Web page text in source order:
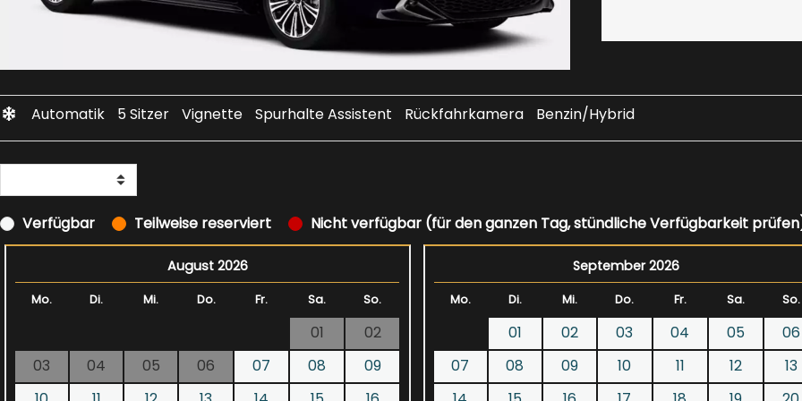
Automatik 5 Sitzer Vignette Spurhalte Assistent Rückfahrkamera Benzin/Hybrid
Verfügbar Teilweise reserviert Nicht verfügbar (für den ganzen Tag, stündliche Verfügbarkeit
August 2026
Mo. Di. Mi. Do. Fr. Sa. So.
01
02
03
04 05 06 07 08
09
September 2026
Mo. Di. Mi. Do. Fr. Sa. So.
01 02 03 04 05
06
07
08 09 10 11 12
13